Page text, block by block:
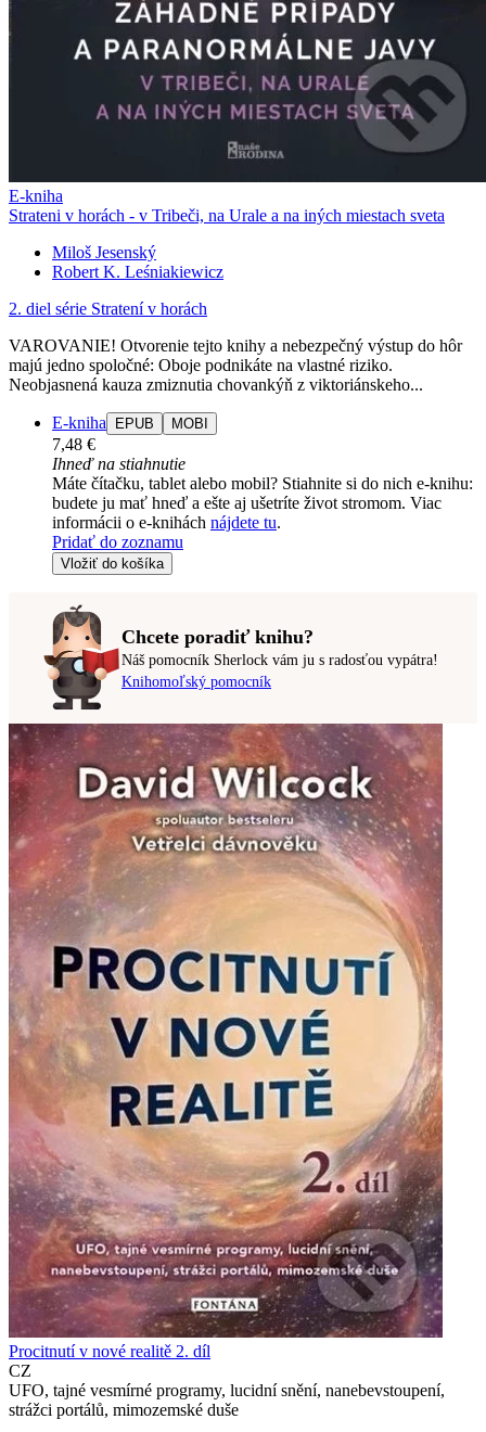
E-kniha
Strateni v horách - v Tribeči, na Urale a na iných miestach sveta
Miloš Jesenský
Robert K. Leśniakiewicz
2. diel série Stratení v horách
VAROVANIE! Otvorenie tejto knihy a nebezpečný výstup do hôr
majú jedno spoločné: Oboje podnikáte na vlastné riziko.
Neobjasnená kauza zmiznutia chovankýň z viktoriánskeho...
E-kniha EPUB MOBI
7,48 €
Ihneď na stiahnutie
Máte čítačku, tablet alebo mobil? Stiahnite si do nich e-knihu:
budete ju mať hneď a ešte aj ušetríte život stromom. Viac
informácii o e-knihách nájdete tu.
Pridať do zoznamu
Vložiť do košíka
Chcete poradiť knihu?
Náš pomocník Sherlock vám ju s radosťou vypátra!
Knihomoľský pomocník
Procitnutí v nové realitě 2. díl
CZ
UFO, tajné vesmírné programy, lucidní snění, nanebevstoupení,
strážci portálů, mimozemské duše